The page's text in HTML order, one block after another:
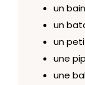
un
un
un
une
une